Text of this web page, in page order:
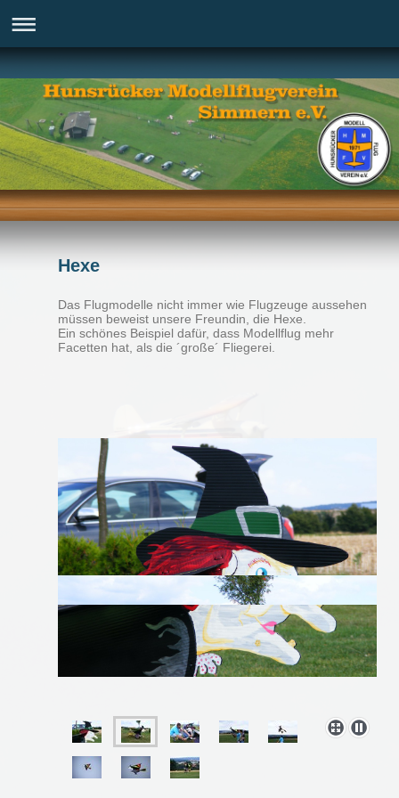
Hexe
Das Flugmodelle nicht immer wie Flugzeuge aussehen
müssen beweist unsere Freundin, die Hexe.
Ein schönes Beispiel dafür, dass Modellflug mehr
Facetten hat, als die ´große´ Fliegerei.